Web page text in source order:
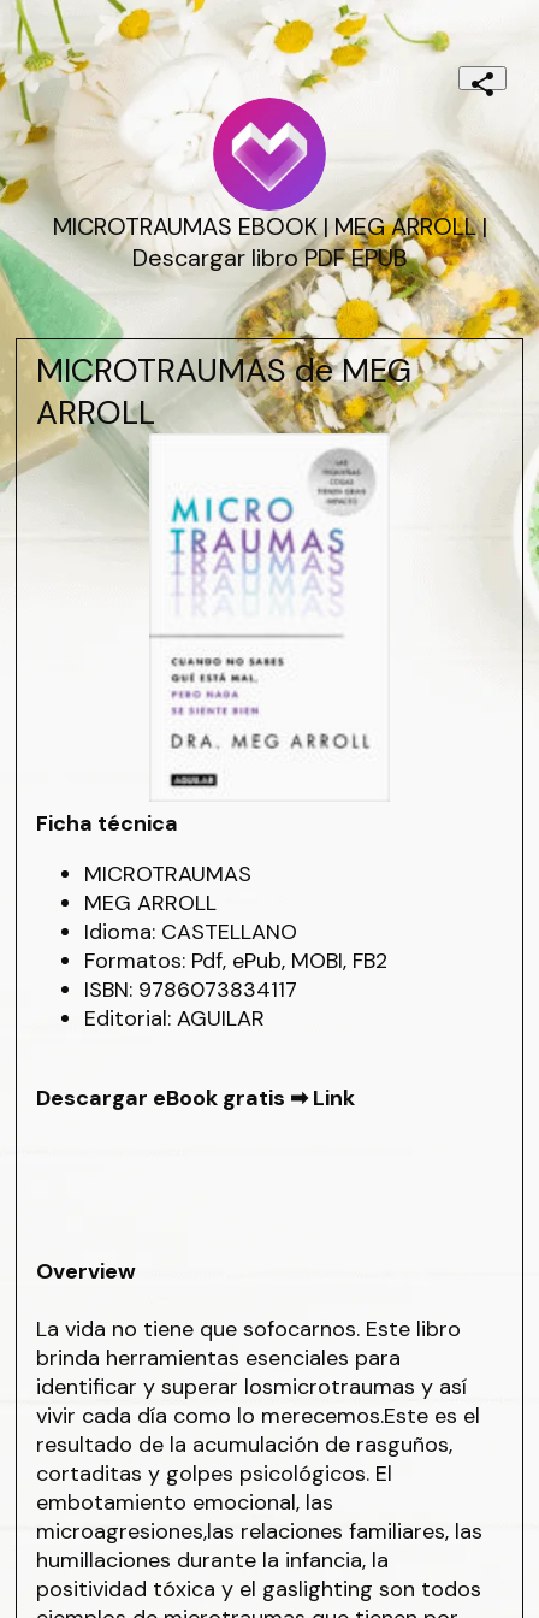
MICROTRAUMAS EBOOK | MEG ARROLL |
Descargar libro PDF EPUB
MICROTRAUMAS de MEG
ARROLL
Ficha técnica
MICROTRAUMAS
MEG ARROLL
Idioma: CASTELLANO
Formatos: Pdf, ePub, MOBI, FB2
ISBN: 9786073834117
Editorial: AGUILAR
Descargar eBook gratis ➡Link
Overview
La vida no tiene que sofocarnos. Este libro
brinda herramientas esenciales para
identificar y superar losmicrotraumas y así
vivir cada día como lo merecemos.Este es el
resultado de la acumulación de rasguños,
cortaditas y golpes psicológicos. El
embotamiento emocional, las
microagresiones,las relaciones familiares, las
humillaciones durante la infancia, la
positividad tóxica y el gaslighting son todos